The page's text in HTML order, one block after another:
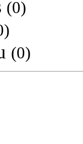
(0)
(0)